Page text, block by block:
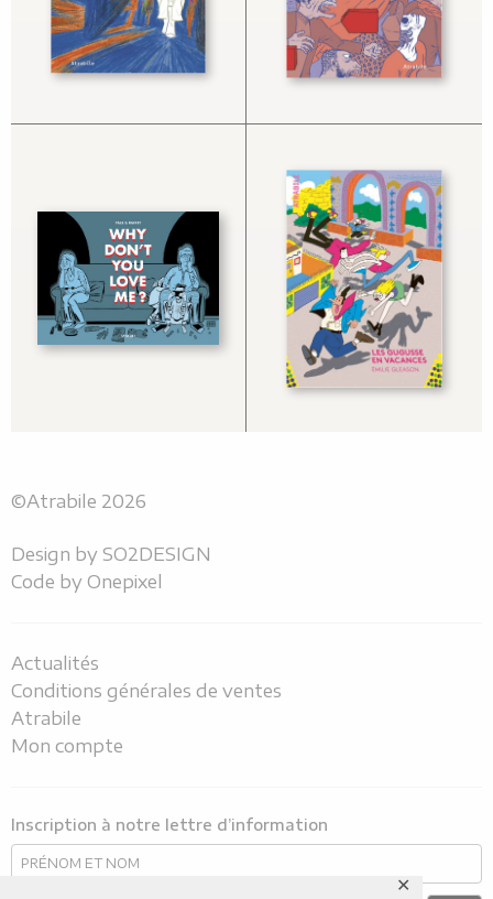
✕
©Atrabile 2026
Design by SO2DESIGN
Code by Onepixel
Actualités
Conditions générales de ventes
Atrabile
Mon compte
Inscription à notre lettre d’information